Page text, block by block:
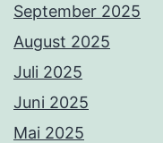
September 2025
August 2025
Juli 2025
Juni 2025
Mai 2025